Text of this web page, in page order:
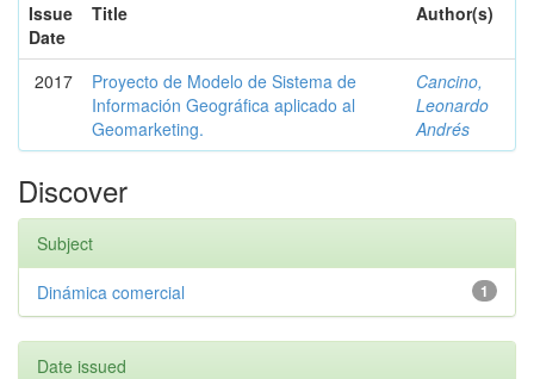
Issue
Date
Title Author(s)
2017
Proyecto de Modelo de Sistema de
Información Geográfica aplicado al
Geomarketing.
Cancino,
Leonardo
Andrés
Discover
Subject
1
Dinámica comercial
Date issued